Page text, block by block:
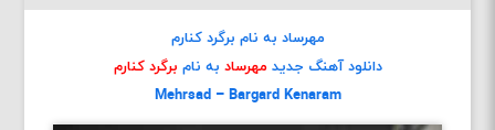
مهرساد به نام برگرد کنارم
دانلود آهنگ جدید مهرساد به نام برگرد کنارم
Mehrsad – Bargard Kenaram